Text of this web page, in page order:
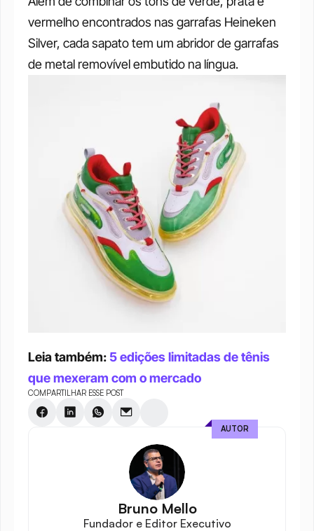
vermelho encontrados nas garrafas Heineken
Silver, cada sapato tem um abridor de garrafas
de metal removível embutido na língua.
Leia também: 5 edições limitadas de tênis
que mexeram com o mercado
COMPARTILHAR ESSE POST
Bruno Mello
Fundador e Editor Executivo
AUTOR